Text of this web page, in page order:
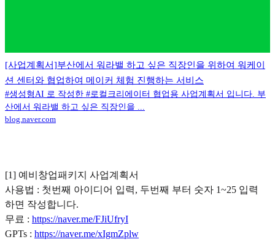
[사업계획서]부산에서 워라밸 하고 싶은 직장인을 위하여 워케이
션 센터와 협업하여 메이커 체험 진행하는 서비스
#생성형AI 로 작성한 #로컬크리에이터 협업용 사업계획서 입니다. 부
산에서 워라밸 하고 싶은 직장인을 ...
blog.naver.com
[1] 예비창업패키지 사업계획서
사용법 : 첫번째 아이디어 입력, 두번째 부터 숫자 1~25 입력
하면 작성합니다.
무료 : https://naver.me/FJiUfryI
GPTs : https://naver.me/xIgmZplw